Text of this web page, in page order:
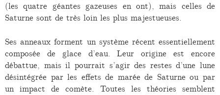
(les quatre géantes gazeuses en ont), mais celles de
Saturne sont de très loin les plus majestueuses.
Ses anneaux forment un système récent essentiellement
composée de glace d’eau. Leur origine est encore
débattue, mais il pourrait s’agir des restes d’une lune
désintégrée par les effets de marée de Saturne ou par
un impact de comète. Toutes les théories semblent